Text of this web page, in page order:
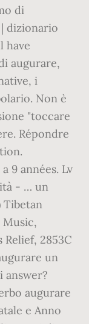
di
dizionario
have
augurare,
i
Non è
"toccare
Répondre
9 années. Lv
- … un
Tibetan
Music,
2853C
un
answer?
augurare
e Anno